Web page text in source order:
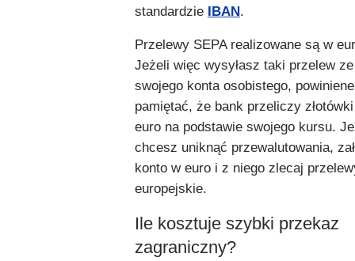
standardzie
IBAN .
Przelewy SEPA realizowane są w
Jeżeli więc wysyłasz taki przelew ze
swojego konta osobistego,
pamiętać, że bank przeliczy
euro na podstawie swojego kursu.
chcesz uniknąć przewalutowania,
konto w euro i z niego zlecaj
europejskie.
Ile kosztuje szybki przekaz
zagraniczny?